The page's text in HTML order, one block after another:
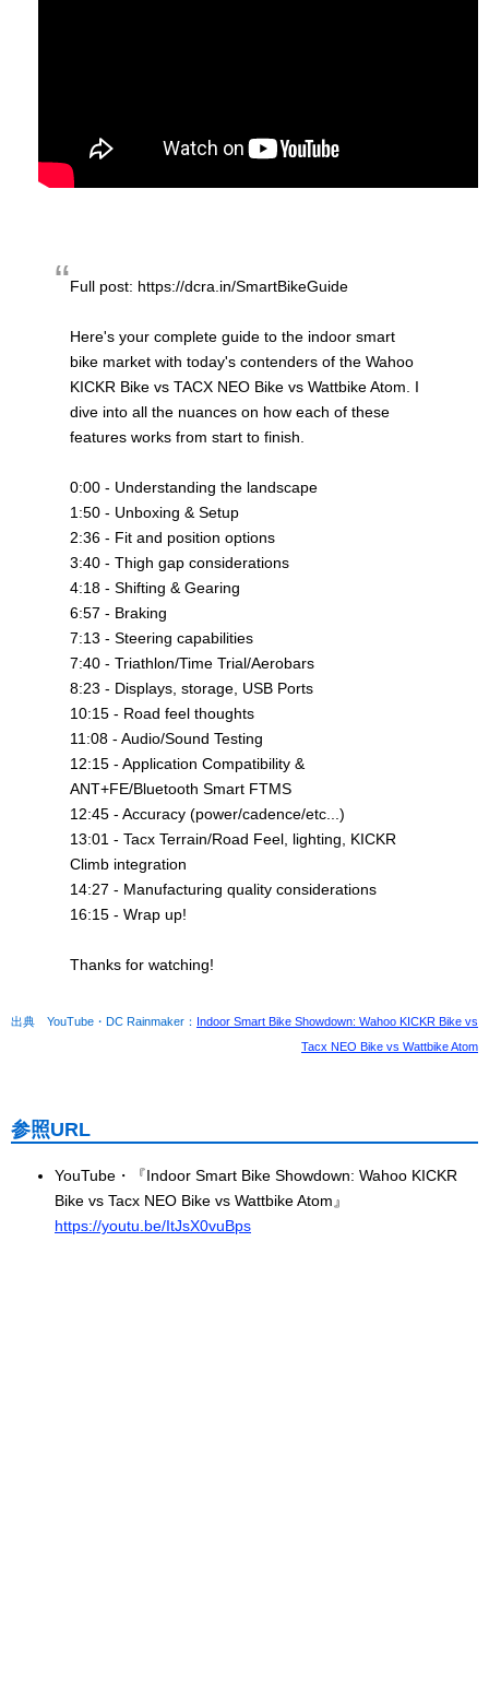
Full post: https://dcra.in/SmartBikeGuide
Here's your complete guide to the indoor smart
bike market with today's contenders of the Wahoo
KICKR Bike vs TACX NEO Bike vs Wattbike Atom. I
dive into all the nuances on how each of these
features works from start to finish.
0:00 - Understanding the landscape
1:50 - Unboxing & Setup
2:36 - Fit and position options
3:40 - Thigh gap considerations
4:18 - Shifting & Gearing
6:57 - Braking
7:13 - Steering capabilities
7:40 - Triathlon/Time Trial/Aerobars
8:23 - Displays, storage, USB Ports
10:15 - Road feel thoughts
11:08 - Audio/Sound Testing
12:15 - Application Compatibility &
ANT+FE/Bluetooth Smart FTMS
12:45 - Accuracy (power/cadence/etc...)
13:01 - Tacx Terrain/Road Feel, lighting, KICKR
Climb integration
14:27 - Manufacturing quality considerations
16:15 - Wrap up!
Thanks for watching!
出典 YouTube・DC Rainmaker： Indoor Smart Bike Showdown: Wahoo KICKR Bike vs
Tacx NEO Bike vs Wattbike Atom
参照URL
YouTube・『Indoor Smart Bike Showdown: Wahoo KICKR
Bike vs Tacx NEO Bike vs Wattbike Atom』
https://youtu.be/ItJsX0vuBps